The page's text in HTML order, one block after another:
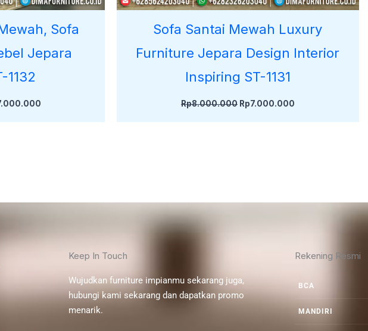
Sofa
Jepara
1132
Sofa Santai Mewah Luxury
Furniture Jepara Design Interior
Inspiring ST-1131
Rp8.000.000 Rp7.000.000
Keep In Touch
Wujudkan furniture impianmu sekarang juga,
hubungi kami sekarang dan dapatkan promo
menarik.
Rekening Resmi
BCA
MANDIRI